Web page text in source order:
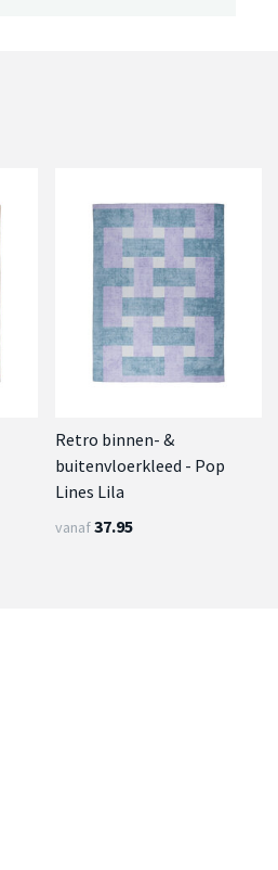
Retro binnen- &
buitenvloerkleed - Pop
Lines Lila
vanaf37.95